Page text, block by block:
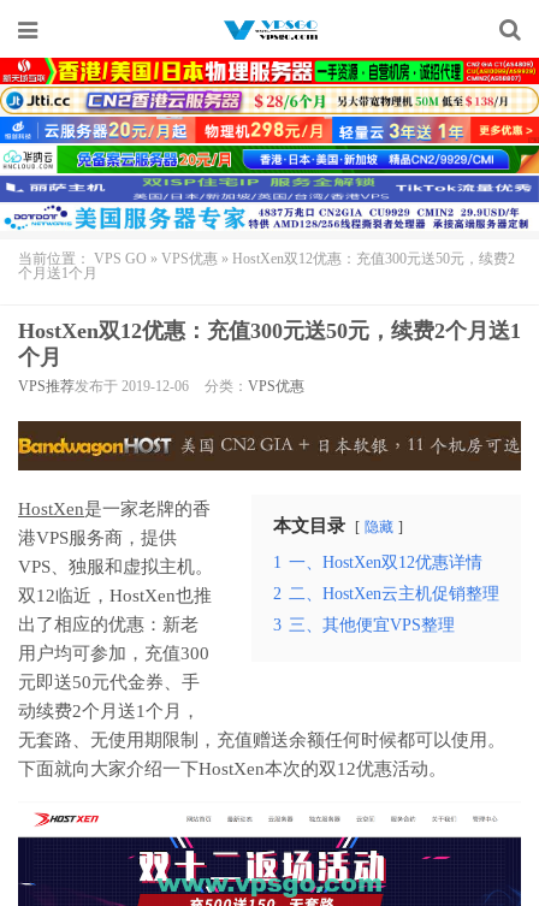
当前位置： VPS GO » VPS优惠 » HostXen双12优惠：充值300元送50元，续费2
个月送1个月
HostXen双12优惠：充值300元送50元，续费2个月送1
个月
VPS推荐发布于 2019-12-06 分类： VPS优惠
本文目录 隐藏
1 一、HostXen双12优惠详情
2 二、HostXen云主机促销整理
3 三、其他便宜VPS整理
HostXen是一家老牌的香
港VPS服务商，提供
VPS、独服和虚拟主机。
双12临近，HostXen也推
出了相应的优惠：新老
用户均可参加，充值300
元即送50元代金券、手
动续费2个月送1个月，
无套路、无使用期限制，充值赠送余额任何时候都可以使用。
下面就向大家介绍一下HostXen本次的双12优惠活动。